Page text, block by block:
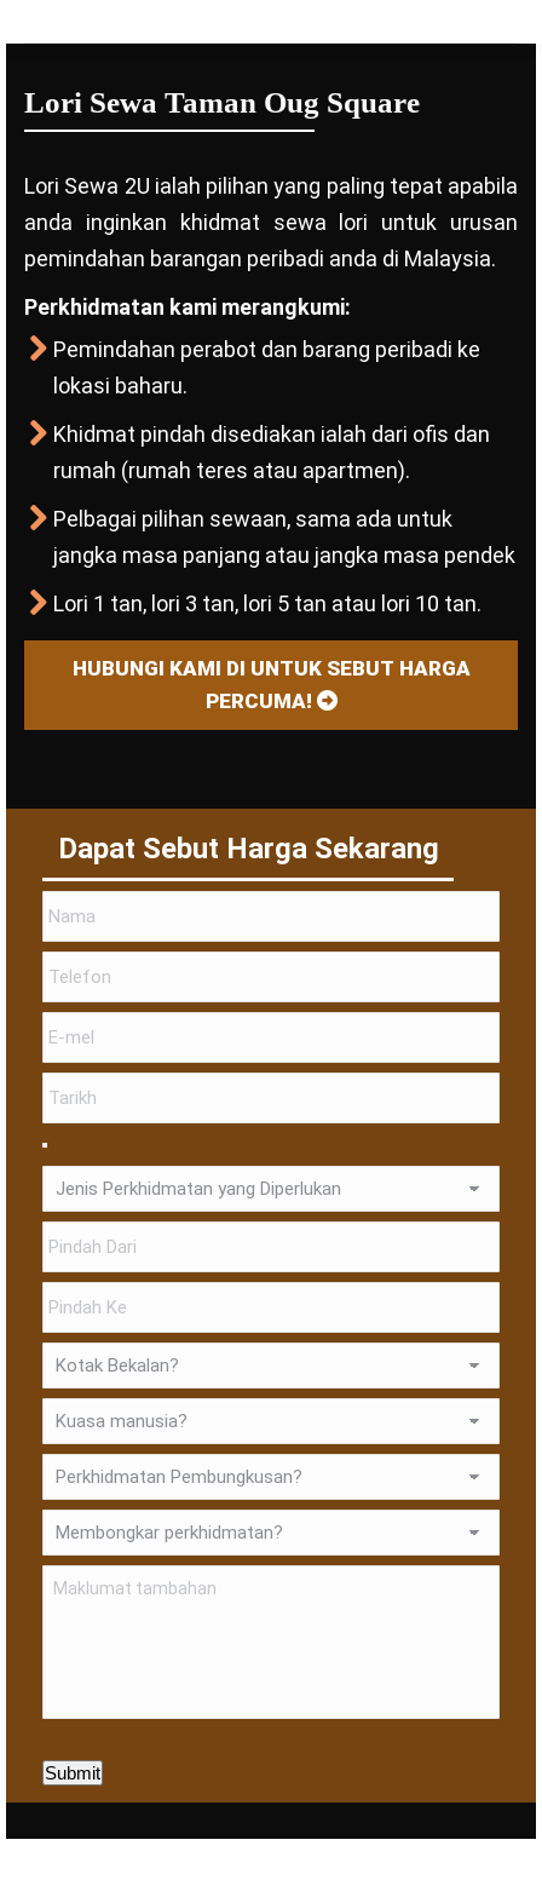
Lori Sewa Taman Oug Square
Lori Sewa 2U ialah pilihan yang paling tepat apabila
anda inginkan khidmat sewa lori untuk urusan
pemindahan barangan peribadi anda di Malaysia.
Perkhidmatan kami merangkumi:
Pemindahan perabot dan barang peribadi ke
lokasi baharu.
Khidmat pindah disediakan ialah dari ofis dan
rumah (rumah teres atau apartmen).
Pelbagai pilihan sewaan, sama ada untuk
jangka masa panjang atau jangka masa pendek
Lori 1 tan, lori 3 tan, lori 5 tan atau lori 10 tan.
HUBUNGI KAMI DI UNTUK SEBUT HARGA
PERCUMA!
Dapat Sebut Harga Sekarang
Submit